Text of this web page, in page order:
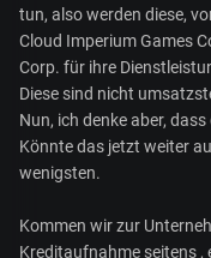
tun, also werden diese,
Cloud Imperium Games
Corp. für ihre
Diese sind nicht
Nun, ich denke aber,
Könnte das jetzt weiter
wenigsten.
Kommen wir zur
Kreditaufnahme seitens ,